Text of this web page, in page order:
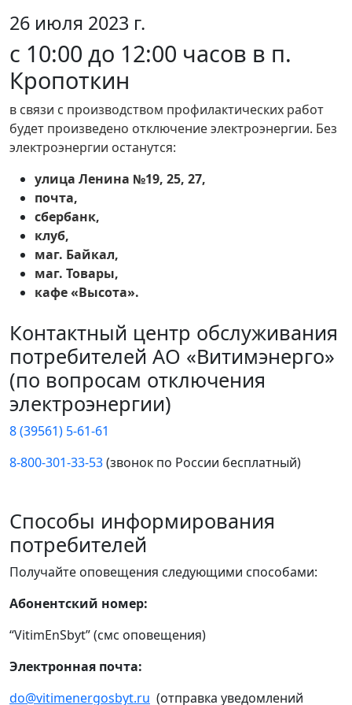
26 июля 2023 г.
с 10:00 до 12:00 часов в п.
Кропоткин
в связи с производством профилактических работ
будет произведено отключение электроэнергии. Без
электроэнергии останутся:
улица Ленина №19, 25, 27,
почта,
сбербанк,
клуб,
маг. Байкал,
маг. Товары,
кафе «Высота».
Контактный центр обслуживания
потребителей АО «Витимэнерго»
(по вопросам отключения
электроэнергии)
8 (39561) 5-61-61
8-800-301-33-53(звонок по России бесплатный)
Способы информирования
потребителей
Получайте оповещения следующими способами:
Абонентский номер:
“VitimEnSbyt” (смс оповещения)
Электронная почта:
do@vitimenergosbyt.ru (отправка уведомлений